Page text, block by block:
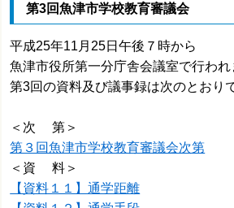
第3回魚津市学校教育審議会
平成25年11月25日午後７時から
魚津市役所第一分庁舎会議室で行われ
第3回の資料及び議事録は次のとおり
＜次 第＞
第３回魚津市学校教育審議会次第
＜資 料＞
【資料１１】通学距離